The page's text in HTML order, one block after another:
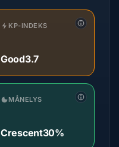
KP-INDEKS
Good3.7
MÅNELYS
Crescent30%